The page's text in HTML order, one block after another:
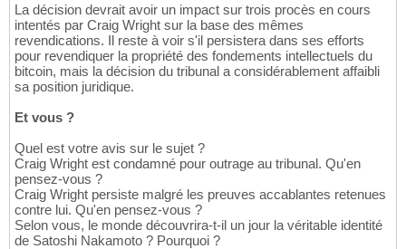
La décision devrait avoir un impact sur trois procès en cours
intentés par Craig Wright sur la base des mêmes
revendications. Il reste à voir s'il persistera dans ses efforts
pour revendiquer la propriété des fondements intellectuels du
bitcoin, mais la décision du tribunal a considérablement affaibli
sa position juridique.
Et vous ?
Quel est votre avis sur le sujet ?
Craig Wright est condamné pour outrage au tribunal. Qu'en
pensez-vous ?
Craig Wright persiste malgré les preuves accablantes retenues
contre lui. Qu'en pensez-vous ?
Selon vous, le monde découvrira-t-il un jour la véritable identité
de Satoshi Nakamoto ? Pourquoi ?